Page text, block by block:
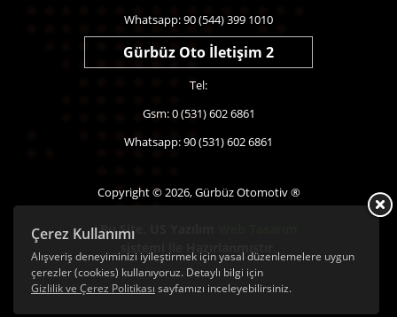
Çerez Kullanımı
Alışveriş deneyiminizi iyileştirmek için yasal düzenlemelere uygun
çerezler (cookies) kullanıyoruz. Detaylı bilgi için
Gizlilik ve Çerez Politikası sayfamızı inceleyebilirsiniz.
Whatsapp: 90 (544) 399 1010
Gürbüz Oto İletişim 2
Tel:
Gsm: 0 (531) 602 6861
Whatsapp: 90 (531) 602 6861
Copyright © 2026, Gürbüz Otomotiv ®
Bu Site,